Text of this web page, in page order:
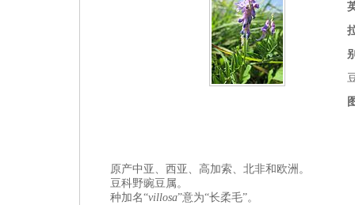
原产中亚、西亚、高加索、北非和欧洲。
豆科野豌豆属。
种加名“villosa”意为“长柔毛”。